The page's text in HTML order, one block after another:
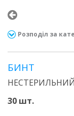
Розподіл за
БИНТ
30 шт.